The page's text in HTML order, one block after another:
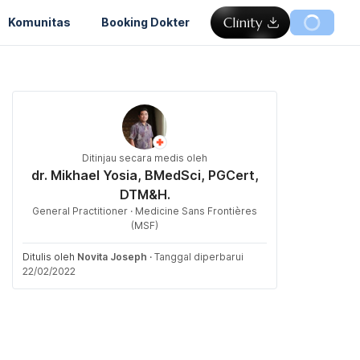
Komunitas Booking Dokter
Ditinjau secara medis oleh
dr. Mikhael Yosia, BMedSci, PGCert,
DTM&H.
General Practitioner · Medicine Sans Frontières
(MSF)
Ditulis oleh Novita Joseph · Tanggal diperbarui
22/02/2022